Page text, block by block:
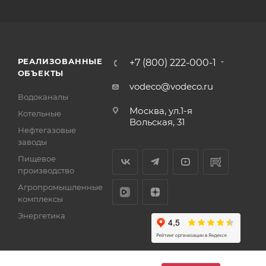
РЕАЛИЗОВАННЫЕ
ОБЪЕКТЫ
Водоканалы
Котельные
Нефтегазовые
заводы
Пищевое
производство
Агропромышленные
комплексы
Энергетика
+7 (800) 222-000-1
vodeco@vodeco.ru
Москва, ул.1-я
Вольская, 31